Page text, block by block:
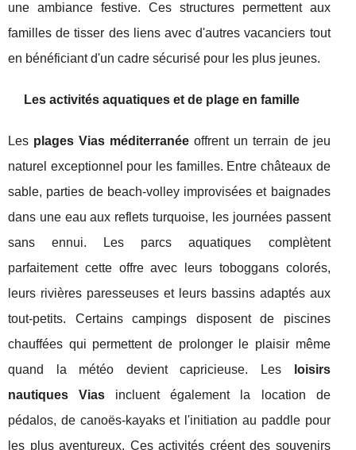
une ambiance festive. Ces structures permettent aux
familles de tisser des liens avec d'autres vacanciers tout
en bénéficiant d'un cadre sécurisé pour les plus jeunes.
Les activités aquatiques et de plage en famille
Les plages Vias méditerranée offrent un terrain de jeu
naturel exceptionnel pour les familles. Entre châteaux de
sable, parties de beach-volley improvisées et baignades
dans une eau aux reflets turquoise, les journées passent
sans ennui. Les parcs aquatiques complètent
parfaitement cette offre avec leurs toboggans colorés,
leurs rivières paresseuses et leurs bassins adaptés aux
tout-petits. Certains campings disposent de piscines
chauffées qui permettent de prolonger le plaisir même
quand la météo devient capricieuse. Les
loisirs
nautiques Vias incluent également la location de
pédalos, de canoës-kayaks et l'initiation au paddle pour
les plus aventureux. Ces activités créent des souvenirs